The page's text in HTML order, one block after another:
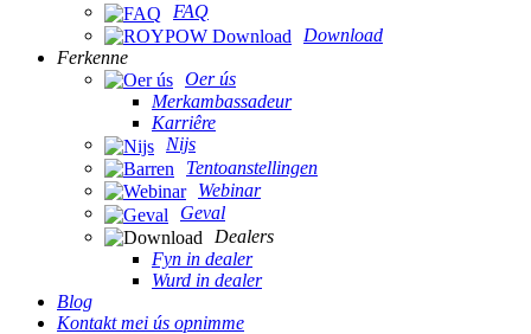
FAQ
Download
Ferkenne
Oer ús
Merkambassadeur
Karriêre
Nijs
Tentoanstellingen
Webinar
Geval
Dealers
Fyn in dealer
Wurd in dealer
Blog
Kontakt mei ús opnimme